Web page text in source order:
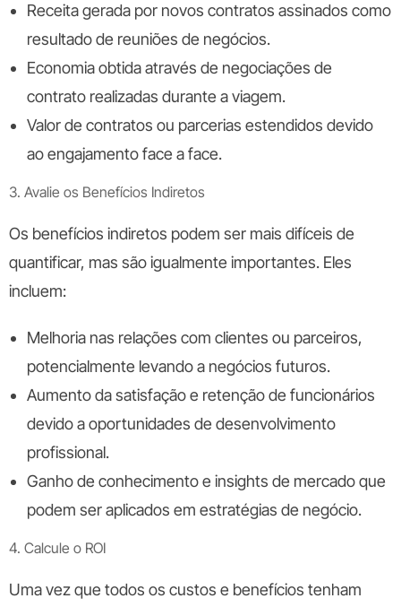
Receita gerada por novos contratos assinados como
resultado de reuniões de negócios.
Economia obtida através de negociações de
contrato realizadas durante a viagem.
Valor de contratos ou parcerias estendidos devido
ao engajamento face a face.
3. Avalie os Benefícios Indiretos
Os benefícios indiretos podem ser mais difíceis de
quantificar, mas são igualmente importantes. Eles
incluem:
Melhoria nas relações com clientes ou parceiros,
potencialmente levando a negócios futuros.
Aumento da satisfação e retenção de funcionários
devido a oportunidades de desenvolvimento
profissional.
Ganho de conhecimento e insights de mercado que
podem ser aplicados em estratégias de negócio.
4. Calcule o ROI
Uma vez que todos os custos e benefícios tenham